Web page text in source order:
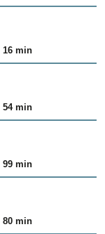
16 min
54 min
99 min
80 min